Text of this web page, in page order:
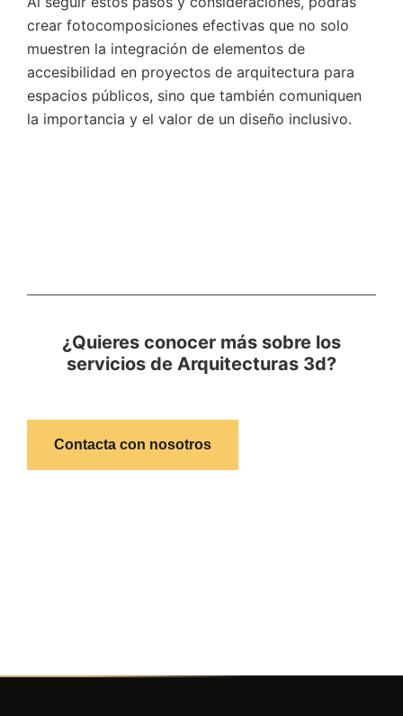
crear fotocomposiciones efectivas que no solo
muestren la integración de elementos de
accesibilidad en proyectos de arquitectura para
espacios públicos, sino que también comuniquen
la importancia y el valor de un diseño inclusivo.
¿Quieres conocer más sobre los
servicios de Arquitecturas 3d?
Contacta con nosotros